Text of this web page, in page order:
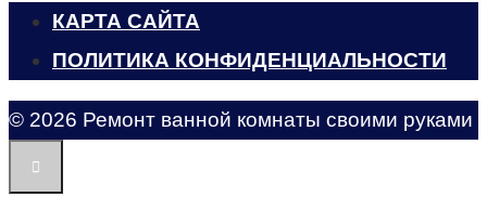
КАРТА САЙТА
ПОЛИТИКА КОНФИДЕНЦИАЛЬНОСТИ
© 2026 Ремонт ванной комнаты своими руками